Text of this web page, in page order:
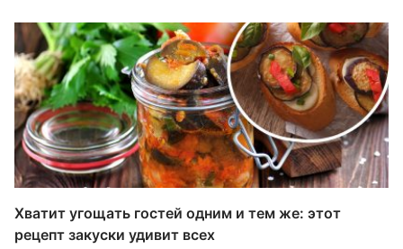
Хватит угощать гостей одним и тем же: этот
рецепт закуски удивит всех